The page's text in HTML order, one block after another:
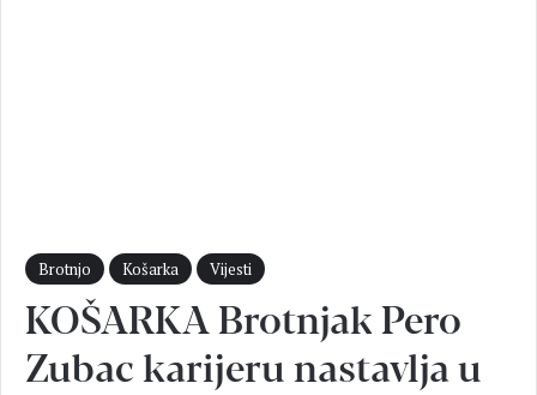
Brotnjo Košarka Vijesti
KOŠARKA Brotnjak Pero
Zubac karijeru nastavlja u